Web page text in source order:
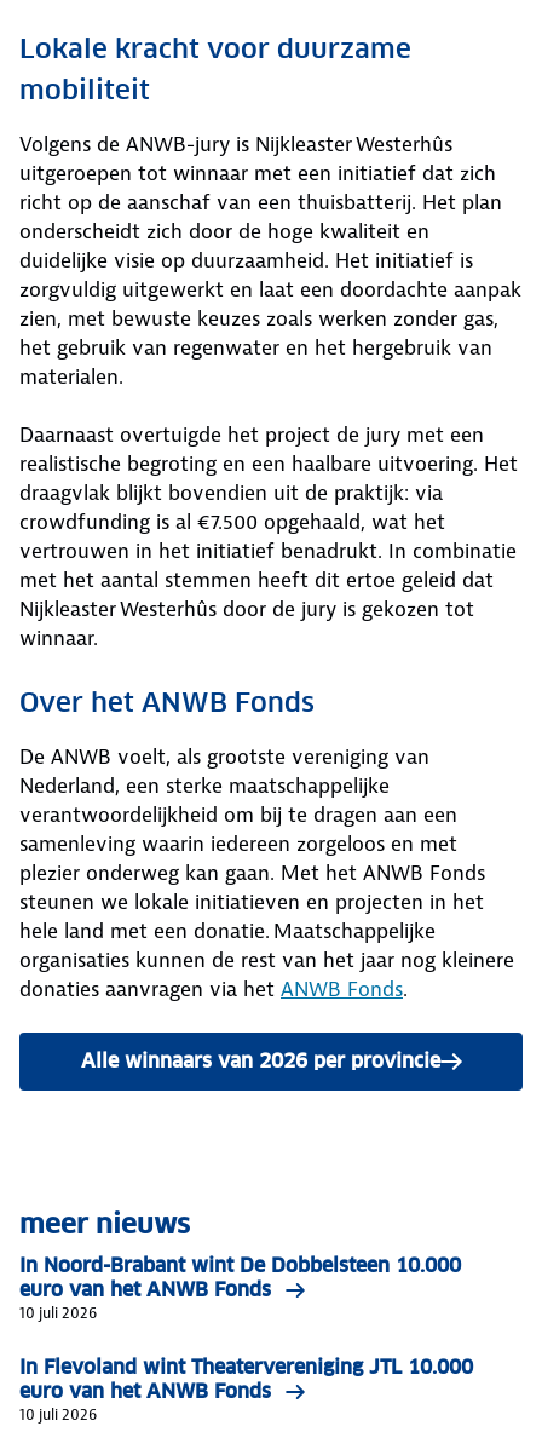
Lokale kracht voor duurzame
mobiliteit
Volgens de ANWB-jury is Nijkleaster Westerhûs
uitgeroepen tot winnaar met een initiatief dat zich
richt op de aanschaf van een thuisbatterij. Het plan
onderscheidt zich door de hoge kwaliteit en
duidelijke visie op duurzaamheid. Het initiatief is
zorgvuldig uitgewerkt en laat een doordachte aanpak
zien, met bewuste keuzes zoals werken zonder gas,
het gebruik van regenwater en het hergebruik van
materialen.
Daarnaast overtuigde het project de jury met een
realistische begroting en een haalbare uitvoering. Het
draagvlak blijkt bovendien uit de praktijk: via
crowdfunding is al €7.500 opgehaald, wat het
vertrouwen in het initiatief benadrukt. In combinatie
met het aantal stemmen heeft dit ertoe geleid dat
Nijkleaster Westerhûs door de jury is gekozen tot
winnaar.
Over het ANWB Fonds
De ANWB voelt, als grootste vereniging van
Nederland, een sterke maatschappelijke
verantwoordelijkheid om bij te dragen aan een
samenleving waarin iedereen zorgeloos en met
plezier onderweg kan gaan. Met het ANWB Fonds
steunen we lokale initiatieven en projecten in het
hele land met een donatie. Maatschappelijke
organisaties kunnen de rest van het jaar nog kleinere
donaties aanvragen via het ANWB Fonds.
Alle winnaars van 2026 per provincie
meer nieuws
In Noord-Brabant wint De Dobbelsteen 10.000
euro van het ANWB Fonds
10 juli 2026
In Flevoland wint Theatervereniging JTL 10.000
euro van het ANWB Fonds
10 juli 2026